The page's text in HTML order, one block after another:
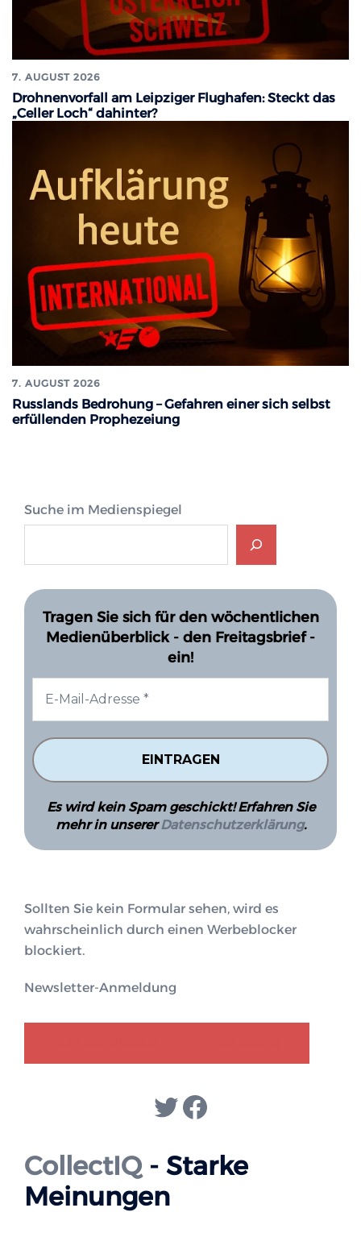
7. AUGUST 2026
Drohnenvorfall am Leipziger Flughafen: Steckt das
„Celler Loch“ dahinter?
7. AUGUST 2026
Russlands Bedrohung – Gefahren einer sich selbst
erfüllenden Prophezeiung
Suche im Medienspiegel
Tragen Sie sich für den wöchentlichen
Medienüberblick - den Freitagsbrief -
ein!
Es wird kein Spam geschickt! Erfahren Sie
mehr in unsererDatenschutzerklärung.
Sollten Sie kein Formular sehen, wird es
wahrscheinlich durch einen Werbeblocker
blockiert.
Newsletter-Anmeldung
Twitter
Facebook
CollectIQ- Starke
Meinungen